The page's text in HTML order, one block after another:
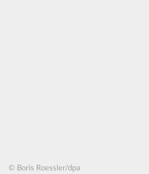
© Boris Roessler/dpa